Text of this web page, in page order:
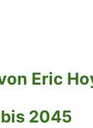
Eric
2045